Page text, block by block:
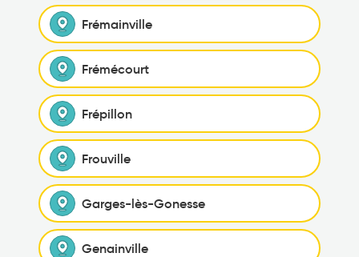
Frémainville
Frémécourt
Frépillon
Frouville
Garges-lès-Gonesse
Genainville